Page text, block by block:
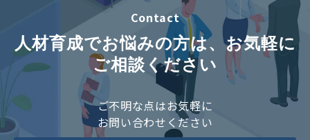
Contact
人材育成でお悩みの方は、お気軽に
ご相談ください
ご不明な点はお気軽に
お問い合わせください